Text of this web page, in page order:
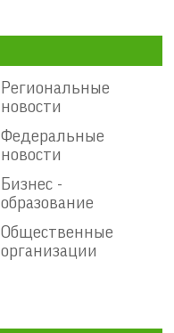
Региональные
новости
Федеральные
новости
Бизнес -
образование
Общественные
организации